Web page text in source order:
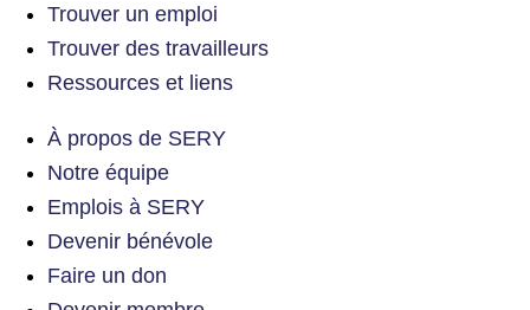
Trouver un emploi
Trouver des travailleurs
Ressources et liens
À propos de SERY
Notre équipe
Emplois à SERY
Devenir bénévole
Faire un don